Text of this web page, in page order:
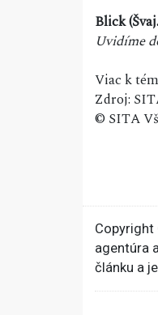
Blick
Uvidíme
Viac k
Zdroj:
© SITA
Copyright
agentúra
článku a